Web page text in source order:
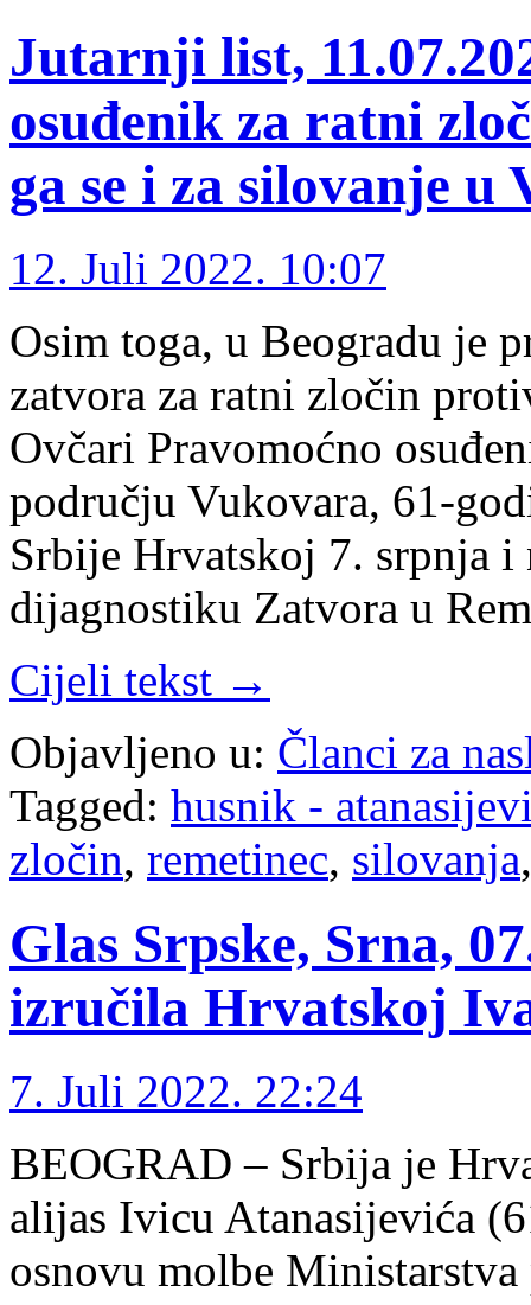
Jutarnji list,
osuđenik za ratni
ga se i za silovanje u
12. Juli 2022. 10:07
Osim toga, u Beogradu je
zatvora za ratni zločin
Ovčari Pravomoćno
području Vukovara, 61-
Srbije Hrvatskoj 7. srpnja i
dijagnostiku Zatvora u
Cijeli tekst →
Objavljeno u: Članci za
Tagged: husnik -
zločin, remetinec, silovanja
Glas Srpske, Srna,
izručila Hrvatskoj
7. Juli 2022. 22:24
BEOGRAD – Srbija je
alijas Ivicu Atanasijevića
osnovu molbe